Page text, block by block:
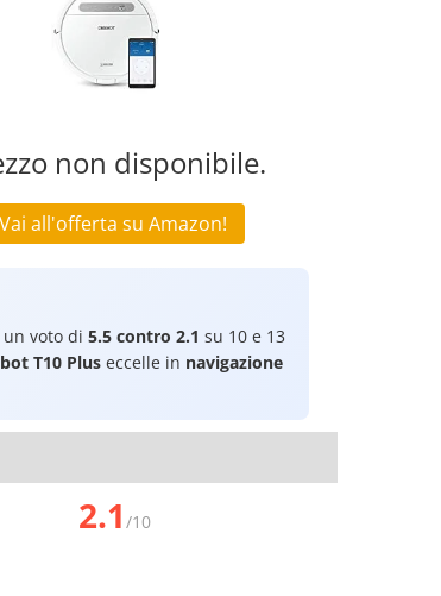
non disponibile.
Vai all'offerta su Amazon!
voto di 5.5 contro 2.1 su 10 e 13
T10 Plus eccelle in navigazione
2.1 /10